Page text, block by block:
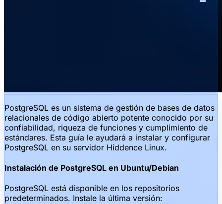
PostgreSQL es un sistema de gestión de bases de datos
relacionales de código abierto potente conocido por su
confiabilidad, riqueza de funciones y cumplimiento de
estándares. Esta guía le ayudará a instalar y configurar
PostgreSQL en su servidor Hiddence Linux.
Instalación de PostgreSQL en Ubuntu/Debian
PostgreSQL está disponible en los repositorios
predeterminados. Instale la última versión: